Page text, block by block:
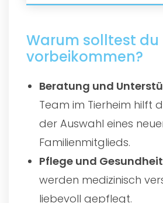
Warum solltest du
vorbeikommen?
Beratung und
Team im Tierheim hilft
der Auswahl eines
Familienmitglieds.
Pflege und
werden medizinisch
liebevoll gepflegt.